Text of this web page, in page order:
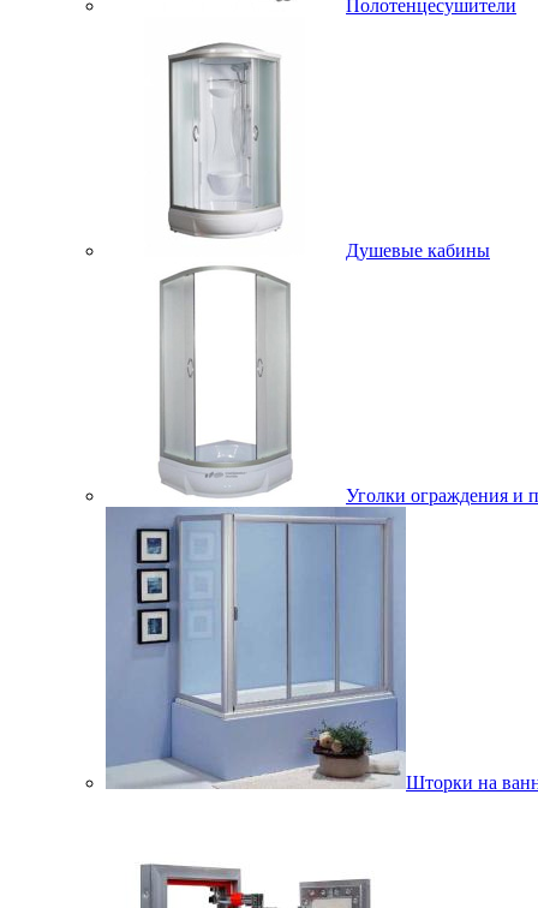
Полотенцесушители
Душевые кабины
Уголки ограждения и
Шторки на